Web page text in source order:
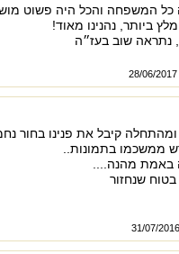
כל המשפחה והכל היה פשוט
ביותר, נהנינו מאוד!
נתראה שוב בעז״ה
ומהתחלה קיבל את פנינו בחור
ממשכמו בתמונות..
באמת מהנה....
שנחזור